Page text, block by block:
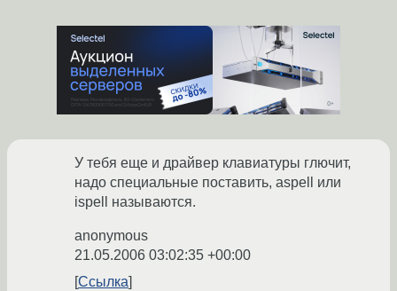
У тебя еще и драйвер клавиатуры глючит,
надо специальные поставить, aspell или
ispell называются.
anonymous
21.05.2006 03:02:35 +00:00
Ссылка